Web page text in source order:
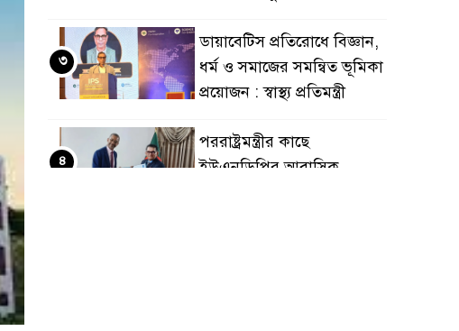
ডায়াবেটিস প্রতিরোধে বিজ্ঞান,
ধর্ম ও সমাজের সমন্বিত ভূমিকা
প্রয়োজন : স্বাস্থ্য প্রতিমন্ত্রী
৩
পররাষ্ট্রমন্ত্রীর কা‌ছে
ইউএনডিপির আবাসিক
৪